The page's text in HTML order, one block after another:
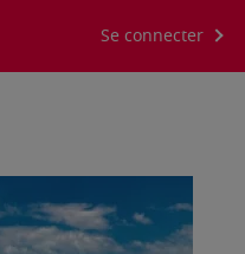
Se connecter